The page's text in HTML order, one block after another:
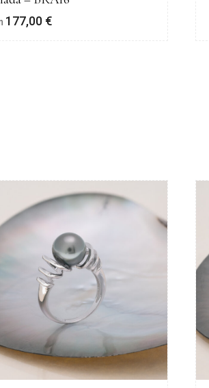
177,00 €